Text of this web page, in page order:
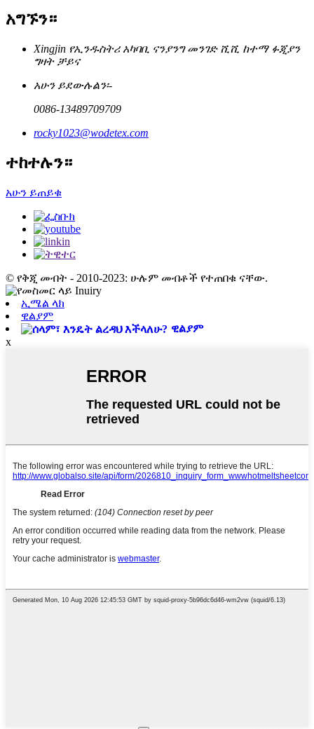
አግኙን።
Xingjin የኢንዱስትሪ አካባቢ ናንያንግ መንገድ ሺሺ ከተማ ፉጂያን
ግዛት ቻይና
አሁን ይደውሉልን፡-
0086-13489709709
rocky1023@wodetex.com
ተከተሉን።
አሁን ይጠይቁ
© የቅጂ መብት - 2010-2023: ሁሉም መብቶች የተጠበቁ ናቸው.
ኢሜል ላክ
ዊልያም
ዊልያም
x